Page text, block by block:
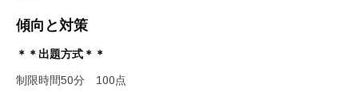
傾向と対策
＊＊出題方式＊＊
制限時間50分 100点